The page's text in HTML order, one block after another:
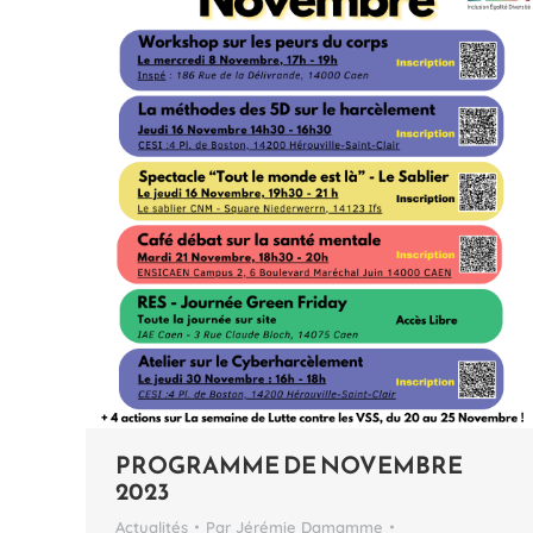
PROGRAMME DE NOVEMBRE
2023
Actualités Par Jérémie Damamme